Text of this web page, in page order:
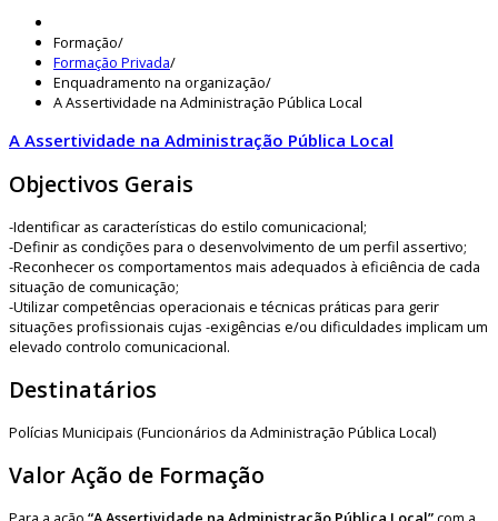
Formação/
Formação Privada/
Enquadramento na organização/
A Assertividade na Administração Pública Local
A Assertividade na Administração Pública Local
Objectivos Gerais
-Identificar as características do estilo comunicacional;
-Definir as condições para o desenvolvimento de um perfil assertivo;
-Reconhecer os comportamentos mais adequados à eficiência de cada
situação de comunicação;
-Utilizar competências operacionais e técnicas práticas para gerir
situações profissionais cujas -exigências e/ou dificuldades implicam um
elevado controlo comunicacional.
Destinatários
Polícias Municipais (Funcionários da Administração Pública Local)
Valor Ação de Formação